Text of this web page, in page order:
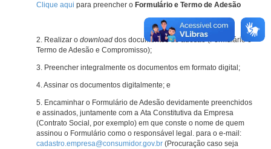
Clique aqui para preencher o Formulário e Termo de Adesão
2. Realizar o download dos documentos de adesão (Formulário e
Termo de Adesão e Compromisso);
3. Preencher integralmente os documentos em formato digital;
4. Assinar os documentos digitalmente; e
5. Encaminhar o Formulário de Adesão devidamente preenchidos
e assinados, juntamente com a Ata Constitutiva da Empresa
(Contrato Social, por exemplo) em que conste o nome de quem
assinou o Formulário como o responsável legal. para o e-mail:
cadastro.empresa@consumidor.gov.br (Procuração caso seja